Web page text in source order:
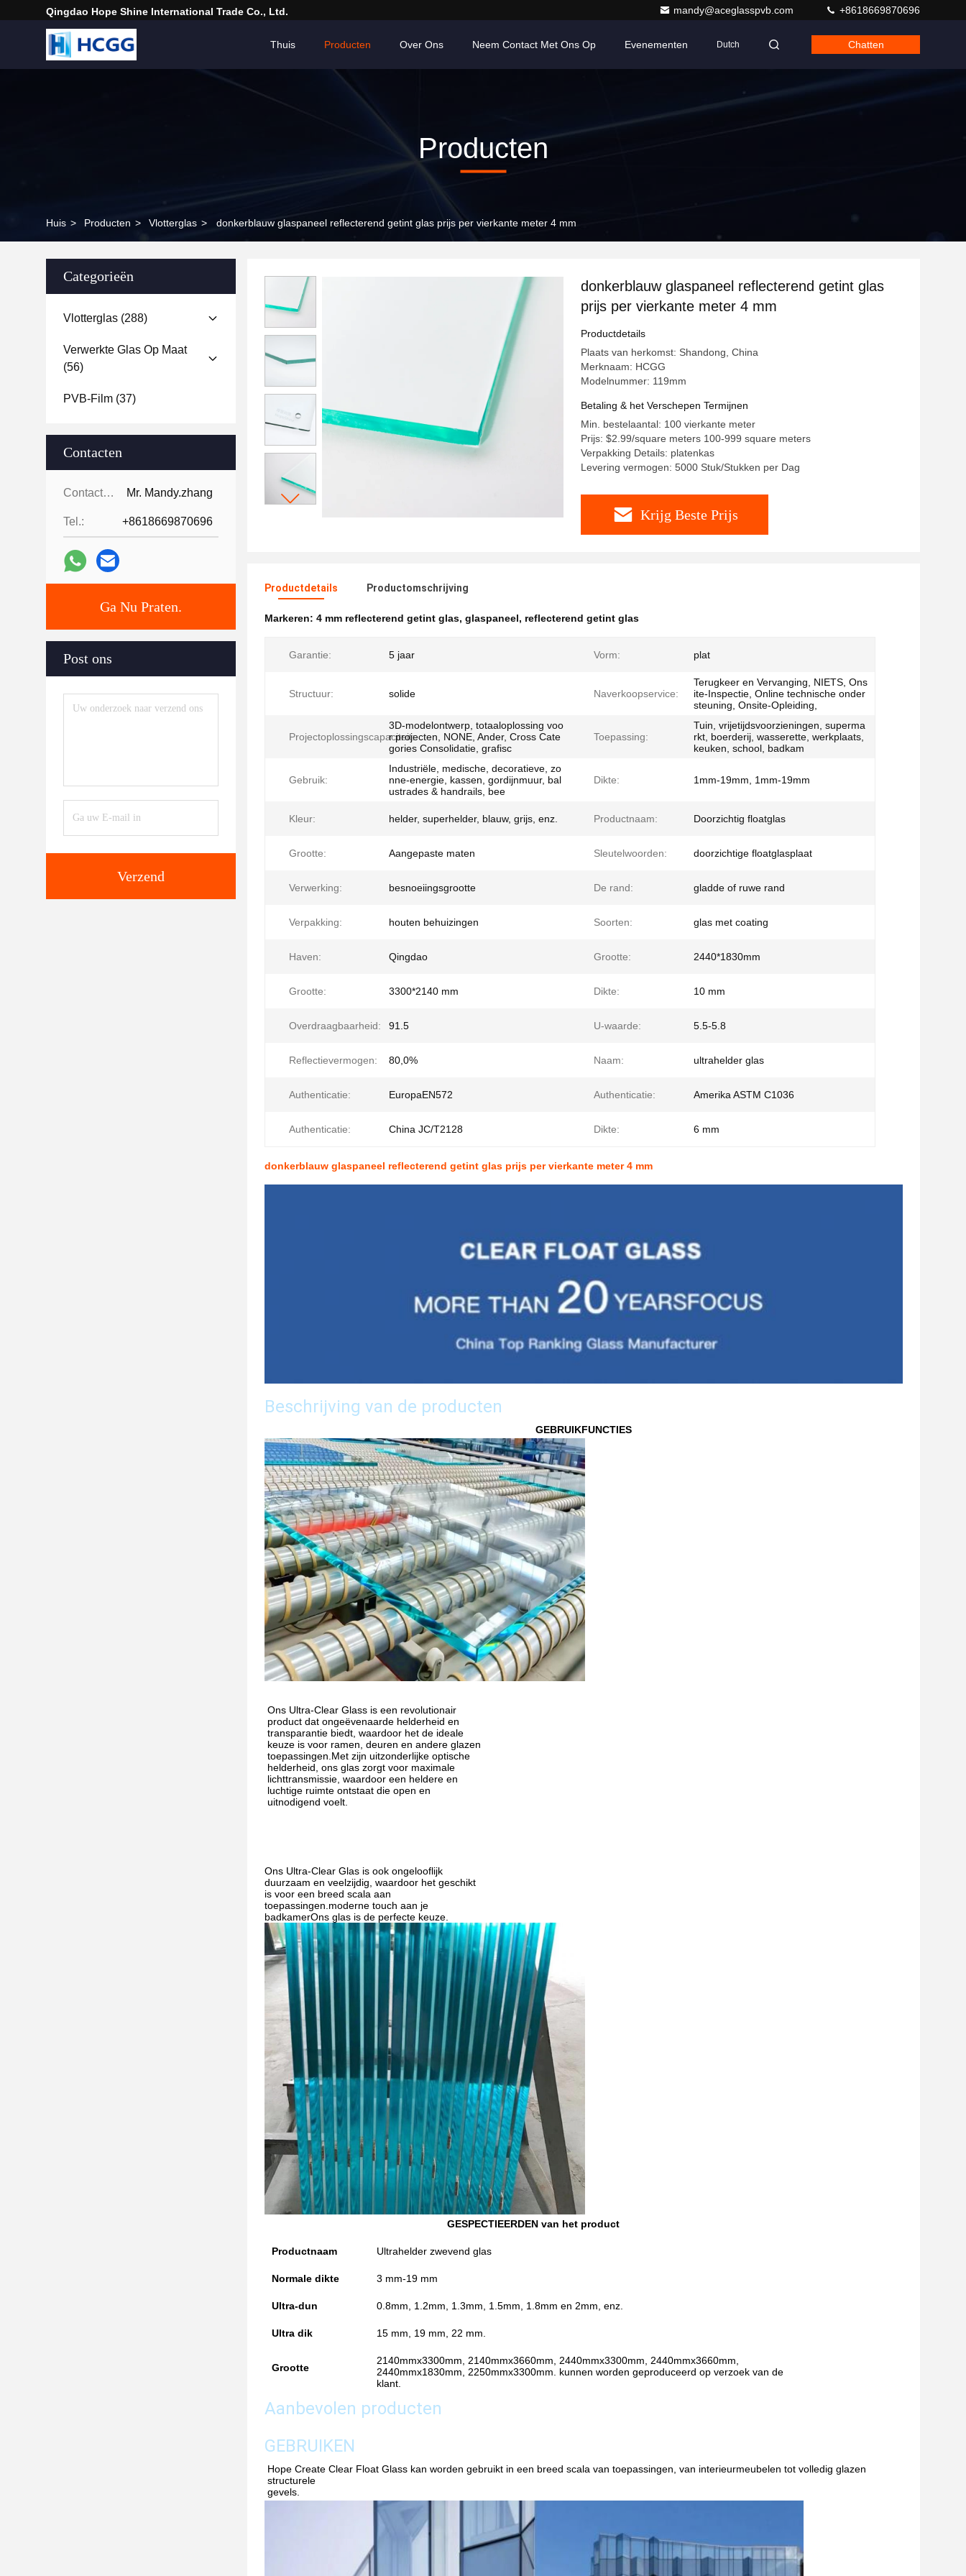
Qingdao Hope Shine International Trade Co., Ltd. mandy@aceglasspvb.com +8618669870696
Thuis Producten Over Ons Neem Contact Met Ons Op Evenementen Dutch Chatten
Producten
Huis > Producten > Vlotterglas > donkerblauw glaspaneel reflecterend getint glas prijs per vierkante meter 4 mm
Categorieën
Vlotterglas (288)
Verwerkte Glas Op Maat
(56)
PVB-Film (37)
Contacten
Contacten: Mr. Mandy.zhang
Tel.: +8618669870696
Ga Nu Praten.
Post ons
Verzend
donkerblauw glaspaneel reflecterend getint glas
prijs per vierkante meter 4 mm
Productdetails
Plaats van herkomst: Shandong, China
Merknaam: HCGG
Modelnummer: 119mm
Betaling & het Verschepen Termijnen
Min. bestelaantal: 100 vierkante meter
Prijs: $2.99/square meters 100-999 square meters
Verpakking Details: platenkas
Levering vermogen: 5000 Stuk/Stukken per Dag
Krijg Beste Prijs
Productdetails Productomschrijving
Markeren: 4 mm reflecterend getint glas, glaspaneel, reflecterend getint glas
Garantie: 5 jaar Vorm: plat
Structuur: solide Naverkoopservice:
Terugkeer en Vervanging, NIETS, Ons
ite-Inspectie, Online technische onder
steuning, Onsite-Opleiding,
Projectoplossingscapaciteit:
3D-modelontwerp, totaaloplossing voo
r projecten, NONE, Ander, Cross Cate
gories Consolidatie, grafisc
Toepassing:
Tuin, vrijetijdsvoorzieningen, superma
rkt, boerderij, wasserette, werkplaats,
keuken, school, badkam
Gebruik:
Industriële, medische, decoratieve, zo
nne-energie, kassen, gordijnmuur, bal
ustrades & handrails, bee
Dikte: 1mm-19mm, 1mm-19mm
Kleur: helder, superhelder, blauw, grijs, enz. Productnaam: Doorzichtig floatglas
Grootte: Aangepaste maten Sleutelwoorden: doorzichtige floatglasplaat
Verwerking: besnoeiingsgrootte De rand: gladde of ruwe rand
Verpakking: houten behuizingen Soorten: glas met coating
Haven: Qingdao Grootte: 2440*1830mm
Grootte: 3300*2140 mm Dikte: 10 mm
Overdraagbaarheid: 91.5 U-waarde: 5.5-5.8
Reflectievermogen: 80,0% Naam: ultrahelder glas
Authenticatie: EuropaEN572 Authenticatie: Amerika ASTM C1036
Authenticatie: China JC/T2128 Dikte: 6 mm
donkerblauw glaspaneel reflecterend getint glas prijs per vierkante meter 4 mm
Beschrijving van de producten
GEBRUIKFUNCTIES
Ons Ultra-Clear Glass is een revolutionair
product dat ongeëvenaarde helderheid en
transparantie biedt, waardoor het de ideale
keuze is voor ramen, deuren en andere glazen
toepassingen.Met zijn uitzonderlijke optische
helderheid, ons glas zorgt voor maximale
lichttransmissie, waardoor een heldere en
luchtige ruimte ontstaat die open en
uitnodigend voelt.
Ons Ultra-Clear Glas is ook ongelooflijk
duurzaam en veelzijdig, waardoor het geschikt
is voor een breed scala aan
toepassingen.moderne touch aan je
badkamerOns glas is de perfecte keuze.
GESPECTIEERDEN van het product
Productnaam Ultrahelder zwevend glas
Normale dikte 3 mm-19 mm
Ultra-dun 0.8mm, 1.2mm, 1.3mm, 1.5mm, 1.8mm en 2mm, enz.
Ultra dik 15 mm, 19 mm, 22 mm.
Grootte
2140mmx3300mm, 2140mmx3660mm, 2440mmx3300mm, 2440mmx3660mm,
2440mmx1830mm, 2250mmx3300mm. kunnen worden geproduceerd op verzoek van de
klant.
Aanbevolen producten
GEBRUIKEN
Hope Create Clear Float Glass kan worden gebruikt in een breed scala van toepassingen, van interieurmeubelen tot volledig glazen
structurele
gevels.